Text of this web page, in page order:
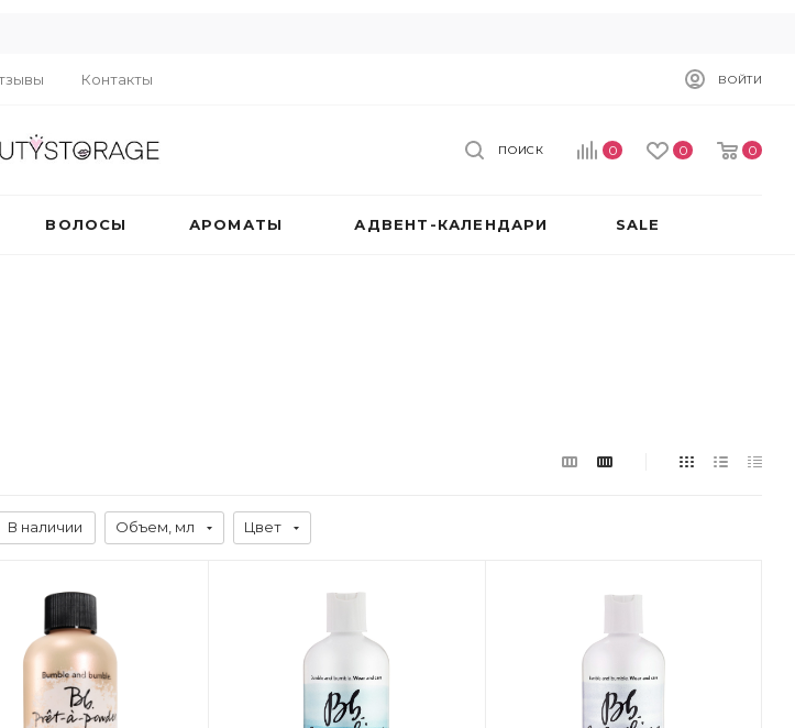
Контакты ВОЙТИ
0 0 0
ПОИСК
ВОЛОСЫ АРОМАТЫ АДВЕНТ-КАЛЕНДАРИ SALE
В наличии Объем, мл Цвет